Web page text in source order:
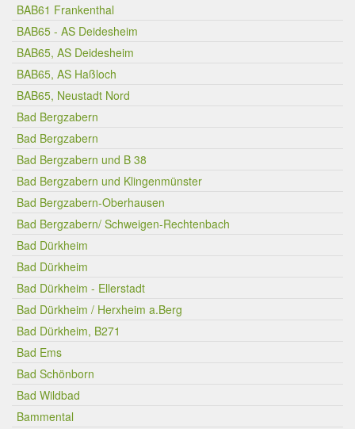
BAB61 Frankenthal
BAB65 - AS Deidesheim
BAB65, AS Deidesheim
BAB65, AS Haßloch
BAB65, Neustadt Nord
Bad Bergzabern
Bad Bergzabern
Bad Bergzabern und B 38
Bad Bergzabern und Klingenmünster
Bad Bergzabern-Oberhausen
Bad Bergzabern/ Schweigen-Rechtenbach
Bad Dürkheim
Bad Dürkheim
Bad Dürkheim - Ellerstadt
Bad Dürkheim / Herxheim a.Berg
Bad Dürkheim, B271
Bad Ems
Bad Schönborn
Bad Wildbad
Bammental